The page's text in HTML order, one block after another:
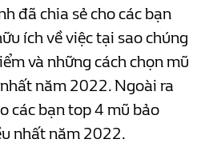
đã chia sẻ cho các bạn
ích về việc tại sao chúng
và những cách chọn mũ
năm 2022. Ngoài ra
các bạn top 4 mũ bảo
nhất năm 2022.